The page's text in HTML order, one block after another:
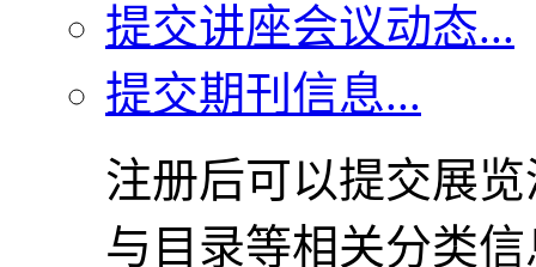
提交讲座会议动态...
提交期刊信息...
注册后可以提交展
与目录等相关分类